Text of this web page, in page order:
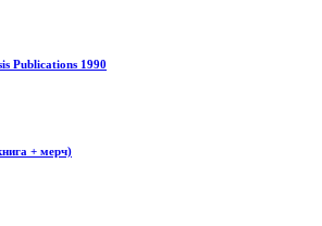
Publications 1990
+ мерч)